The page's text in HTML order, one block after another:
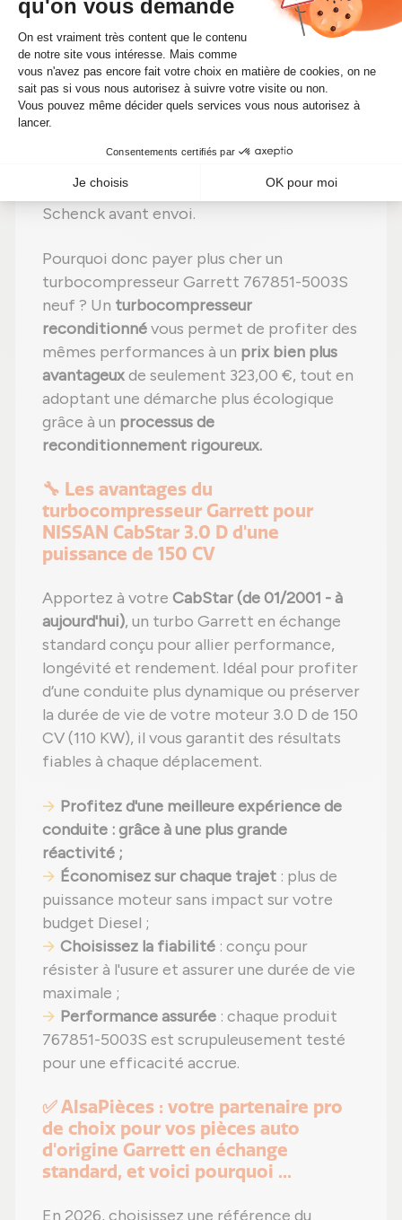
de tous les
éléments ;
Étape 4 :Remplacement des pièces
uséespar des composants neufs ;
réglages effectués selon les normes du
Étape 6 :Tests complets
sur banc d'essai
Schenck avant envoi.
Pourquoi donc payer plus cher un
turbocompresseur Garrett 767851-5003S
neuf ? Un turbocompresseur
reconditionnévous permet de profiter des
mêmes performances à un prix bien plus
avantageuxde seulement 323,00 €, tout en
adoptant une démarche plus écologique
grâce à un processus de
reconditionnement rigoureux.
🔧 Les avantages du
turbocompresseur Garrett pour
NISSAN CabStar 3.0 D d'une
puissance de 150 CV
Apportez à votre CabStar (de 01/2001 - à
aujourd'hui), un turbo Garrett en échange
standard conçu pour allier performance,
longévité et rendement. Idéal pour profiter
d’une conduite plus dynamique ou préserver
la durée de vie de votre moteur 3.0 D de 150
CV (110 KW), il vous garantit des résultats
fiables à chaque déplacement.
Profitez d'une meilleure expérience de
conduite : grâce à une plus grande
réactivité ;
Économisez sur chaque trajet : plus de
puissance moteur sans impact sur votre
budget Diesel ;
Choisissez la fiabilité : conçu pour
résister à l'usure et assurer une durée de vie
maximale ;
Performance assurée : chaque produit
767851-5003S est scrupuleusement testé
pour une efficacité accrue.
✅ AlsaPièces : votre partenaire pro
de choix pour vos pièces auto
d'origine Garrett en échange
standard, et voici pourquoi ...
En 2026, choisissez une référence du